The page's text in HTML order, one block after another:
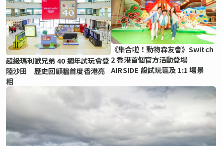
超級瑪利歐兄弟 40 週年試玩會登
陸沙田 歷史回顧牆首度香港亮
相
《集合啦！動物森友會》Switch
2 香港首個官方活動登場
AIRSIDE 設試玩區及 1:1 場景